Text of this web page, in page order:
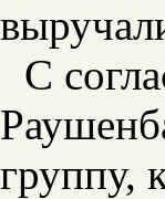
С
группу,